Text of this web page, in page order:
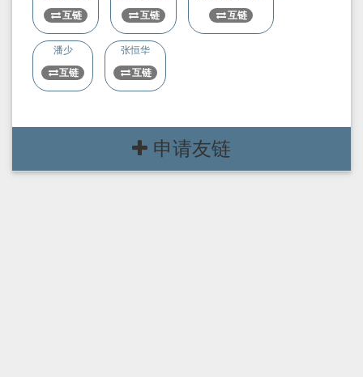
互链
互链
互链
潘少
互链
张恒华
互链
申请友链